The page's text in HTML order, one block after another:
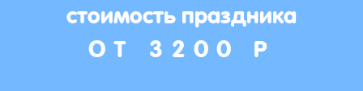
стоимость праздника
ОТ 3200 Р